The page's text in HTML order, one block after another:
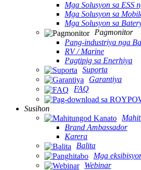
Mga Solusyon sa ESS
Mga Solusyon sa
Mga Solusyon sa
Pagmonitor
Pang-industriya nga
RV / Marine
Pagtipig sa Enerhiya
Suporta
Garantiya
FAQ
Susihon
Brand Ambassador
Karera
Balita
Mga
Webinar